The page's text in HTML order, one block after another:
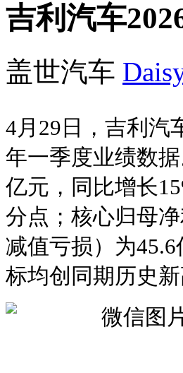
吉利汽车
盖世汽车
4月29日，吉利汽
年一季度业绩数
亿元，同比增长
分点；核心归母
减值亏损）为
标均创同期历史新